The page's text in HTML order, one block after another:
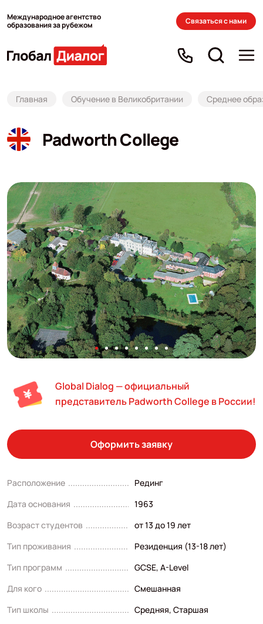
Международное агентство
образования за рубежом
Связаться с нами
Главная Обучение в Великобритании Среднее
Padworth College
Global Dialog — официальный
представитель Padworth College в России!
Оформить заявку
Расположение
Рединг
Дата основания
1963
Возраст студентов
от 13 до 19 лет
Тип проживания
Резиденция (13-18 лет)
Тип программ
GCSE, A-Level
Для кого
Смешанная
Тип школы
Средняя, Старшая